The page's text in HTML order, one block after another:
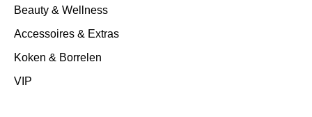
Beauty & Wellness
Accessoires & Extras
Koken & Borrelen
VIP